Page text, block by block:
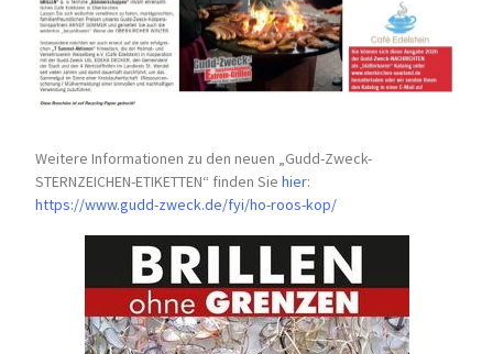
Weitere Informationen zu den neuen „Gudd-Zweck-
STERNZEICHEN-ETIKETTEN“ finden Siehier:
https://www.gudd-zweck.de/fyi/ho-roos-kop/